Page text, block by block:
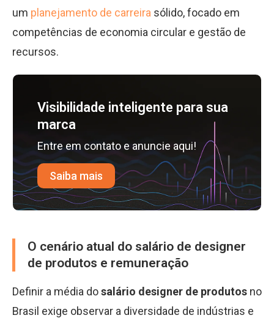
um planejamento de carreira sólido, focado em
competências de economia circular e gestão de
recursos.
Visibilidade inteligente para sua
marca
Entre em contato e anuncie aqui!
Saiba mais
O cenário atual do salário de designer
de produtos e remuneração
Definir a média dosalário designer de produtos no
Brasil exige observar a diversidade de indústrias e